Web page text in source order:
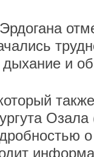
дыхание и
также